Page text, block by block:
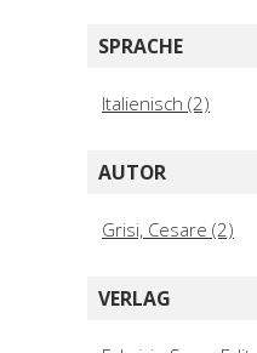
SPRACHE
Italienisch (2)
AUTOR
Grisi, Cesare (2)
VERLAG